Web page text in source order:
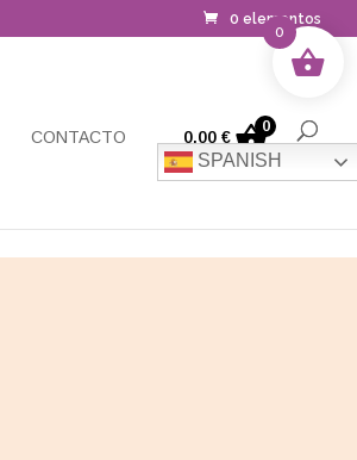
0 elementos
CONTACTO
SPANISH
0,00 €
0
0